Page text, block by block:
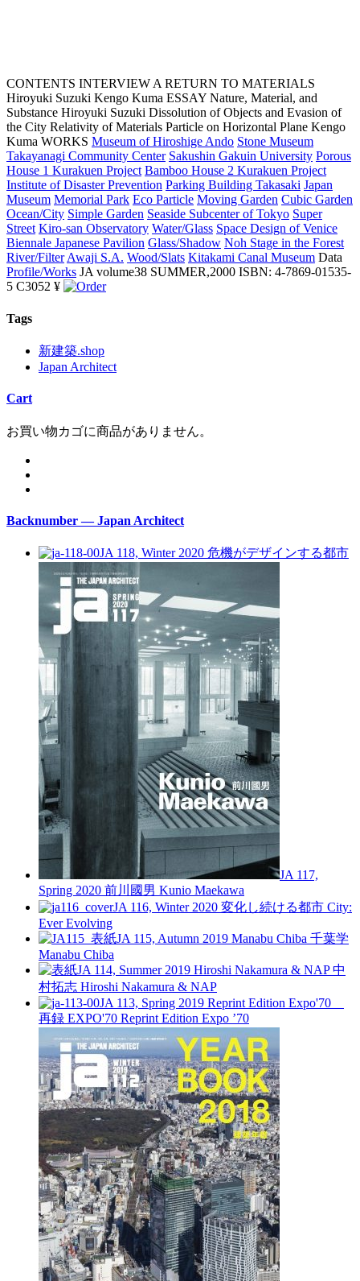
CONTENTS INTERVIEW A RETURN TO MATERIALS
Hiroyuki Suzuki Kengo Kuma ESSAY Nature, Material, and
Substance Hiroyuki Suzuki Dissolution of Objects and Evasion of
the City Relativity of Materials Particle on Horizontal Plane Kengo
Kuma WORKS Museum of Hiroshige Ando Stone Museum
Takayanagi Community Center Sakushin Gakuin University Porous
House 1 Kurakuen Project Bamboo House 2 Kurakuen Project
Institute of Disaster Prevention Parking Building Takasaki Japan
Museum Memorial Park Eco Particle Moving Garden Cubic Garden
Ocean/City Simple Garden Seaside Subcenter of Tokyo Super
Street Kiro-san Observatory Water/Glass Space Design of Venice
Biennale Japanese Pavilion Glass/Shadow Noh Stage in the Forest
River/FilterAwaji S.A. Wood/Slats Kitakami Canal Museum Data
Profile/Works JA volume38 SUMMER,2000 ISBN: 4-7869-01535-
5 C3052 ¥
Tags
新建築.shop
Japan Architect
Cart
お買い物カゴに商品がありません。
Backnumber — Japan Architect
JA 118, Winter 2020 危機がデザインする都市
JA 117,
Spring 2020 前川國男 Kunio Maekawa
JA 116, Winter 2020 変化し続ける都市 City:
Ever Evolving
JA 115, Autumn 2019 Manabu Chiba 千葉学
Manabu Chiba
JA 114, Summer 2019 Hiroshi Nakamura & NAP 中
村拓志 Hiroshi Nakamura & NAP
JA 113, Spring 2019 Reprint Edition Expo'70
再録 EXPO'70 Reprint Edition Expo ’70